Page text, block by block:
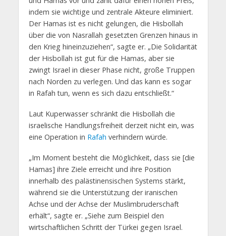
indem sie wichtige und zentrale Akteure eliminiert.
Der Hamas ist es nicht gelungen, die Hisbollah
über die von Nasrallah gesetzten Grenzen hinaus in
den Krieg hineinzuziehen“, sagte er. „Die Solidarität
der Hisbollah ist gut für die Hamas, aber sie
zwingt Israel in dieser Phase nicht, große Truppen
nach Norden zu verlegen. Und das kann es sogar
in Rafah tun, wenn es sich dazu entschließt.“
Laut Kuperwasser schränkt die Hisbollah die
israelische Handlungsfreiheit derzeit nicht ein, was
eine Operation in Rafah verhindern würde.
„Im Moment besteht die Möglichkeit, dass sie [die
Hamas] ihre Ziele erreicht und ihre Position
innerhalb des palästinensischen Systems stärkt,
während sie die Unterstützung der iranischen
Achse und der Achse der Muslimbruderschaft
erhält“, sagte er. „Siehe zum Beispiel den
wirtschaftlichen Schritt der Türkei gegen Israel.